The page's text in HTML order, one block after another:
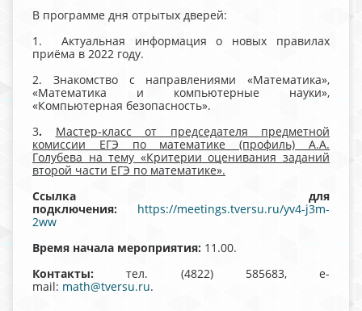
В программе дня отрытых дверей:
1. Актуальная информация о новых правилах
приёма в 2022 году.
2. Знакомство с направлениями «Математика»,
«Математика и компьютерные науки»,
«Компьютерная безопасность».
3. Мастер-класс от председателя предметной
комиссии ЕГЭ по математике (профиль) А.А.
Голубева на тему «Критерии оценивания заданий
второй части ЕГЭ по математике».
Ссылка для
подключения:
https://meetings.tversu.ru/yv4-j3m-
2ww
Время начала мероприятия: 11.00.
Контакты: тел. (4822) 585683, e-
mail: math@tversu.ru.